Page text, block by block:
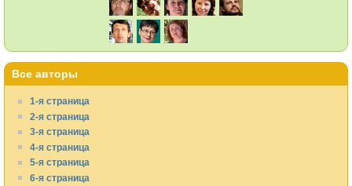
Все авторы
1-я страница
2-я страница
3-я страница
4-я страница
5-я страница
6-я страница